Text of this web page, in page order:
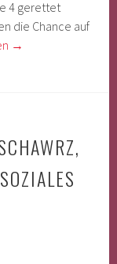
4 gerettet
die Chance auf
→